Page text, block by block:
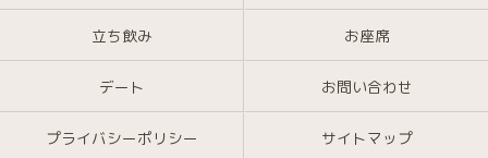
立ち飲み お座席
デート お問い合わせ
プライバシーポリシー サイトマップ